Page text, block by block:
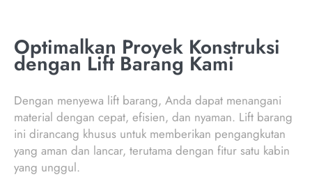
Optimalkan Proyek Konstruksi
dengan Lift Barang Kami
Dengan menyewa lift barang, Anda dapat menangani
material dengan cepat, efisien, dan nyaman. Lift barang
ini dirancang khusus untuk memberikan pengangkutan
yang aman dan lancar, terutama dengan fitur satu kabin
yang unggul.